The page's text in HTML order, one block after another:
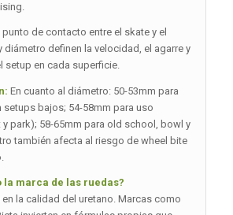
de contacto entre el skate y el
diámetro definen la velocidad, el agarre y
setup en cada superficie.
En cuanto al diámetro: 50-53mm para
bajos; 54-58mm para uso
park); 58-65mm para old school, bowl y
también afecta al riesgo de wheel bite
la marca de las ruedas?
la calidad del uretano. Marcas como